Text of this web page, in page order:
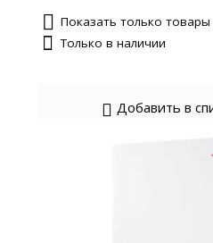
Показать только
Только в наличии
Добавить в